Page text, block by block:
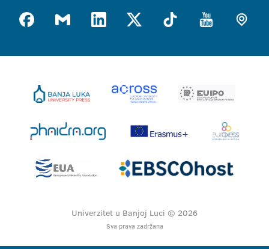
Univerzitet u Banjoj Luci © 2026
Sva prava zadržana